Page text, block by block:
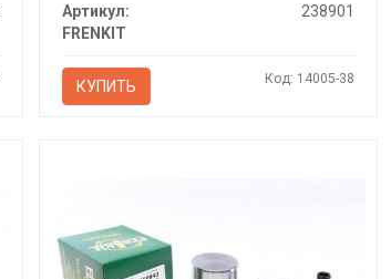
Артикул:
238901
FRENKIT
КУПИТЬ Код: 14005-38